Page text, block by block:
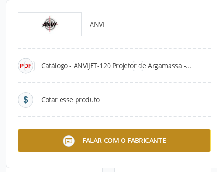
ANVI
Catálogo - ANVIJET-120 Projetor de Argamassa -...
Cotar esse produto
FALAR COM O FABRICANTE
Catálogos para Download
ANVI-600 Misturador de
Argamassa - Venda
Argamassa e Gesso - Venda